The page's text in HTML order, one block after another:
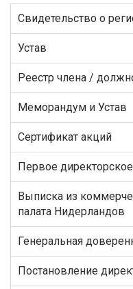
Свидетельство о
Устав
Реестр члена /
Меморандум и Устав
Сертификат акций
Первое
Выписка из
палата Нидерландов
Генеральная
Постановление